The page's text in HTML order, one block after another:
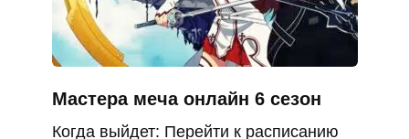
Мастера меча онлайн 6 сезон
Когда выйдет: Перейти к расписанию